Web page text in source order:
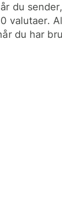
du
valutaer.
du har